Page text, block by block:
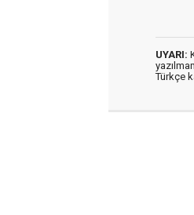
UYARI:
Türkçe